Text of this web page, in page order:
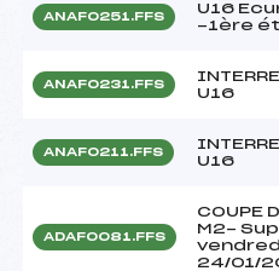
ANAF0251.FFS
U16
-1ère
ANAF0231.FFS
U16
ANAF0211.FFS
U16
ADAF0081.FFS
COUPE
M2-
24/01/